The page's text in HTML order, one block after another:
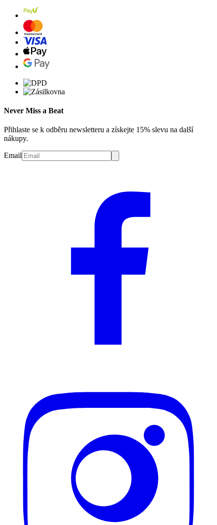
Never Miss a Beat
Přihlaste se k odběru newsletteru a získejte 15% slevu na další
nákupy.
Email